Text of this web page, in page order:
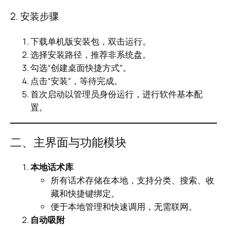
2. 安装步骤
下载单机版安装包，双击运行。
选择安装路径，推荐非系统盘。
勾选“创建桌面快捷方式”。
点击“安装”，等待完成。
首次启动以管理员身份运行，进行软件基本配
置。
二、主界面与功能模块
本地话术库
所有话术存储在本地，支持分类、搜索、收
藏和快捷键绑定。
便于本地管理和快速调用，无需联网。
自动吸附